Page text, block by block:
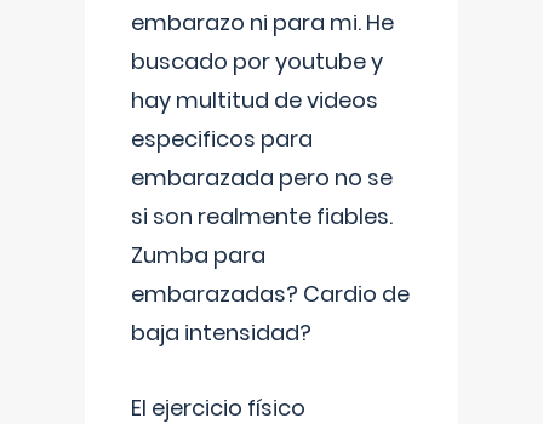
embarazo ni para mi. He
buscado por youtube y
hay multitud de videos
especificos para
embarazada pero no se
si son realmente fiables.
Zumba para
embarazadas? Cardio de
baja intensidad?
El ejercicio físico